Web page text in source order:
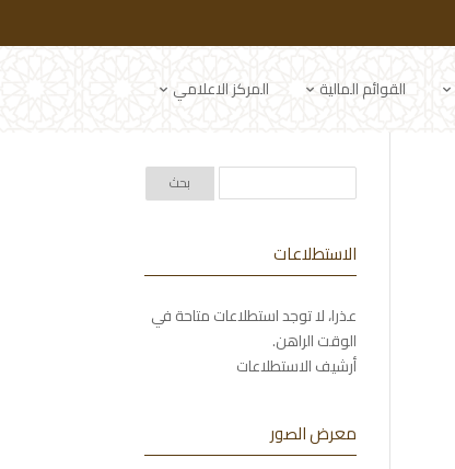
القوائم المالية المركز الاعلامي
الاستطلاعات
عذرا، لا توجد استطلاعات متاحة في
الوقت الراهن.
أرشيف الاستطلاعات
معرض الصور